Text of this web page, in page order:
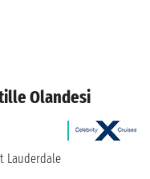
Olandesi
Lauderdale